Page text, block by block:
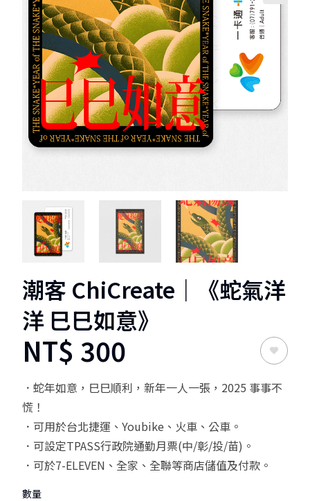
1 2 3
潮客 ChiCreate｜《蛇氣洋
洋 巳巳如意》
．蛇年如意，巳巳順利，新年一人一張，2025 事事不
慌！
．可用於台北捷運、Youbike、火車、公車。
．可設定TPASS行政院通勤月票(中/彰/投/苗)。
．可於7-ELEVEN、全家、全聯等商店儲值及付款。
NT$ 300
數量